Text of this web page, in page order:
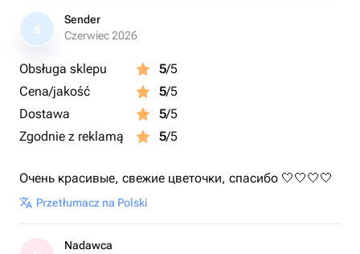
S
Sender
Czerwiec 2026
Obsługa sklepu 5/5
Cena/jakość
5/5
Dostawa
5/5
Zgodnie z reklamą
5/5
Очень красивые, свежие цветочки, спасибо 🤍🤍🤍🤍
Przetłumacz na Polski
Nadawca